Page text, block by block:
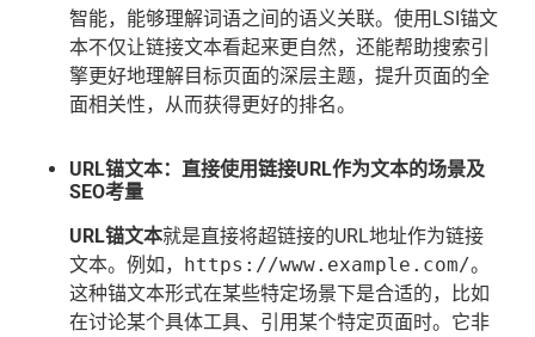
智能，能够理解词语之间的语义关联。使用LSI锚文
本不仅让链接文本看起来更自然，还能帮助搜索引
擎更好地理解目标页面的深层主题，提升页面的全
面相关性，从而获得更好的排名。
URL锚文本：直接使用链接URL作为文本的场景及
SEO考量
URL锚文本就是直接将超链接的URL地址作为链接
文本。例如， https://www.example.com/。
这种锚文本形式在某些特定场景下是合适的，比如
在讨论某个具体工具、引用某个特定页面时。它非